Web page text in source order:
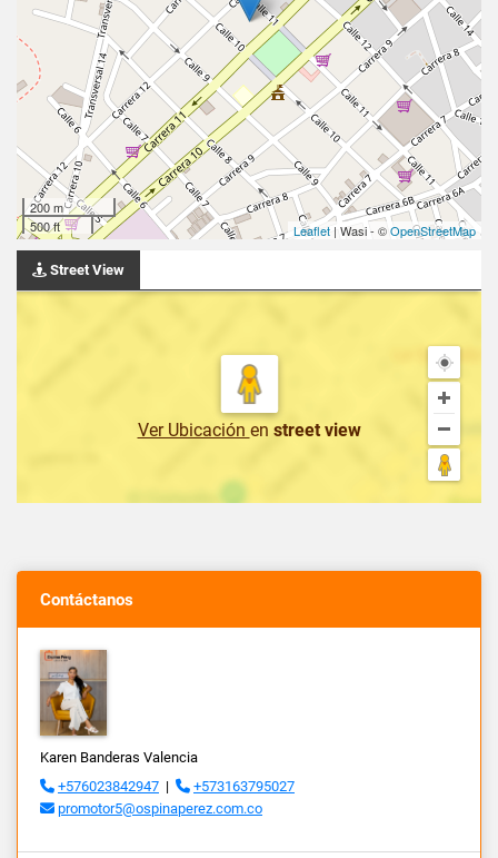
200 m
500 ft
Leaflet | Wasi - ©OpenStreetMap
Street View
Ver Ubicación en street view
Contáctanos
Karen Banderas Valencia
+576023842947 |
+573163795027
promotor5@ospinaperez.com.co